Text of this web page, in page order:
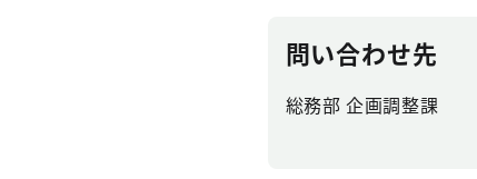
問い合わせ先
総務部 企画調整課